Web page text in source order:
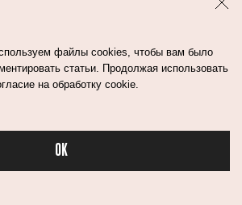
файлы cookies, чтобы вам было
статьи. Продолжая использовать
на обработку cookie.
OK